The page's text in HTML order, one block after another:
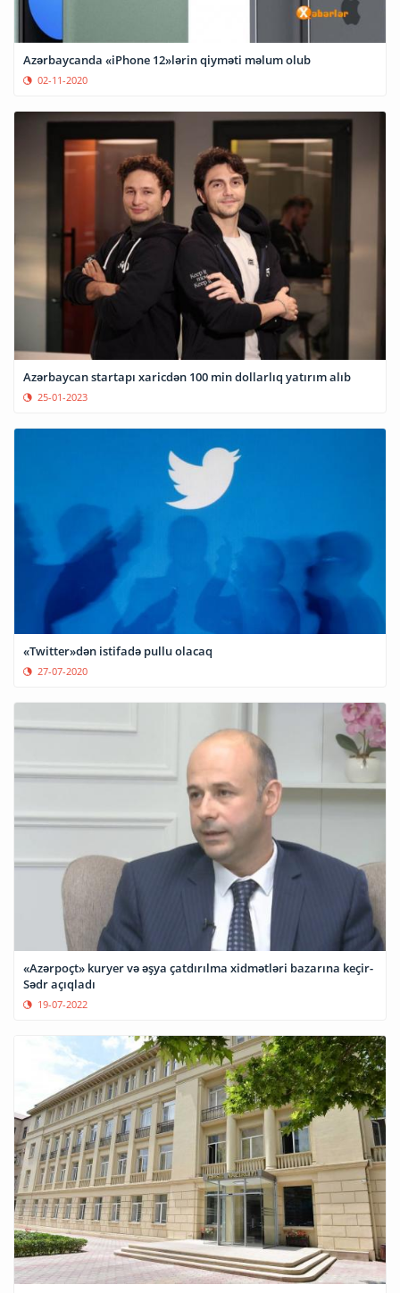
Azərbaycanda «iPhone 12»lərin qiyməti məlum olub
02-11-2020
Azərbaycan startapı xaricdən 100 min dollarlıq yatırım alıb
25-01-2023
«Twitter»dən istifadə pullu olacaq
27-07-2020
«Azərpoçt» kuryer və əşya çatdırılma xidmətləri bazarına keçir-
Sədr açıqladı
19-07-2022